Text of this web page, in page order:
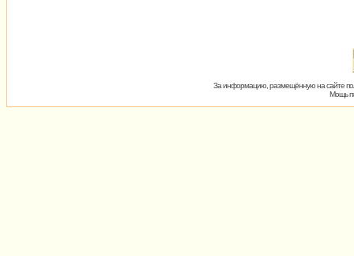
За информацию, размещённую на сайте
Мощь